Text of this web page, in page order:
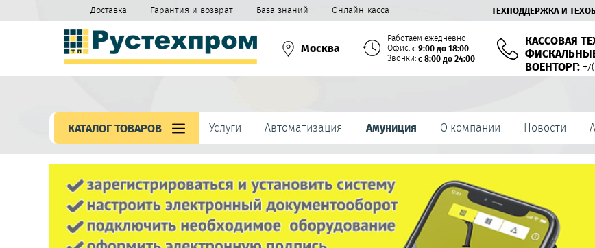
Доставка Гарантия и возврат База знаний Онлайн-касса ТЕХПОДДЕРЖКА И
Москва
Работаем ежедневно
Офис: с 9:00 до 18:00
Звонки: с 8:00 до 24:00
КАССОВАЯ
ВОЕНТОРГ:
КАТАЛОГ ТОВАРОВ Услуги Автоматизация Амуниция О компании Новости